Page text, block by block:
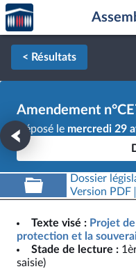
Aller au contenu
Aller en bas de la page
Accèder
à la
page
d'accueil
< Résultats
Amendement
Déposé le mercredi 29
Dossier
Version PDF
Texte visé : Projet
protection et la
Stade de lecture :
saisie)